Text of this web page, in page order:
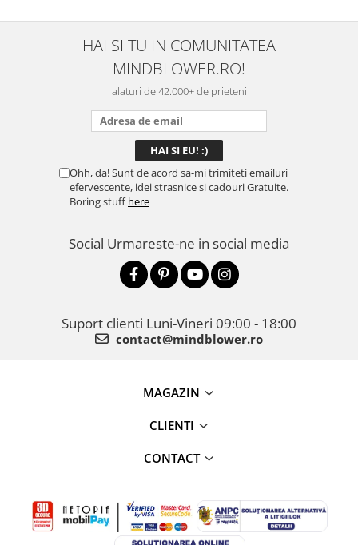
este sigură, fără scurgeri. O
folosesc aproape zilnic la
serviciu și sunt foarte
mulțumită.
HAI SI TU IN COMUNITATEA
MINDBLOWER.RO!
alaturi de 42.000+ de prieteni
Ohh, da! Sunt de acord sa-mi trimiteti emailuri
efervescente, idei strasnice si cadouri Gratuite.
Boring stuffhere
Social Urmareste-ne in social media
Suport clienti Luni-Vineri 09:00 - 18:00
contact@mindblower.ro
MAGAZIN
CLIENTI
CONTACT